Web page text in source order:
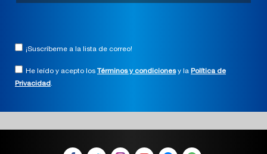
¡Suscríbeme a la lista de correo!
He leído y acepto los Términos y condicionesy la Política de
Privacidad.